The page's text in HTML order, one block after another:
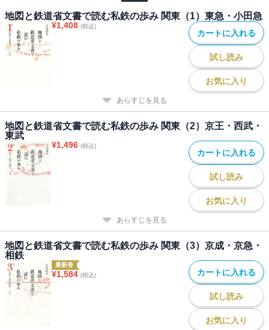
地図と鉄道省文書で読む私鉄の歩み 関東（1）東急・小田急
¥1,408 (税込)
カートに入れる
試し読み
お気に入り
あらすじを見る
地図と鉄道省文書で読む私鉄の歩み 関東（2）京王・西武・
東武
¥1,496 (税込)
カートに入れる
試し読み
お気に入り
あらすじを見る
地図と鉄道省文書で読む私鉄の歩み 関東（3）京成・京急・
相鉄
最新巻
¥1,584 (税込) カートに入れる
試し読み
お気に入り